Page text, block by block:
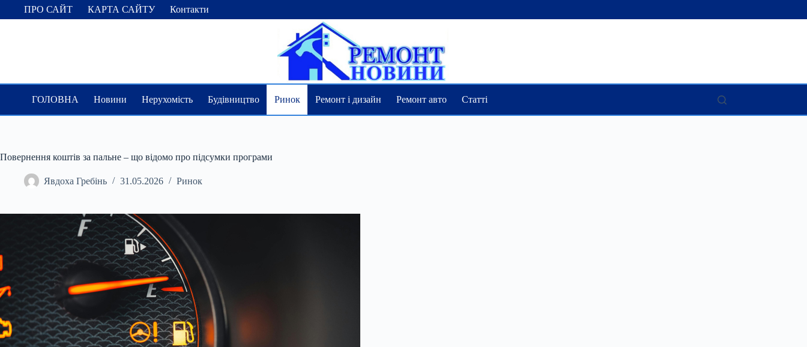
ПерейтиПРО САЙТ КАРТА САЙТУ Контакти
ГОЛОВНА Новини Нерухомість Будівництво Ринок Ремонт і дизайн Ремонт авто Статті
Повернення коштів за пальне – що відомо про підсумки програми
Явдоха Гребінь 31.05.2026 Ринок